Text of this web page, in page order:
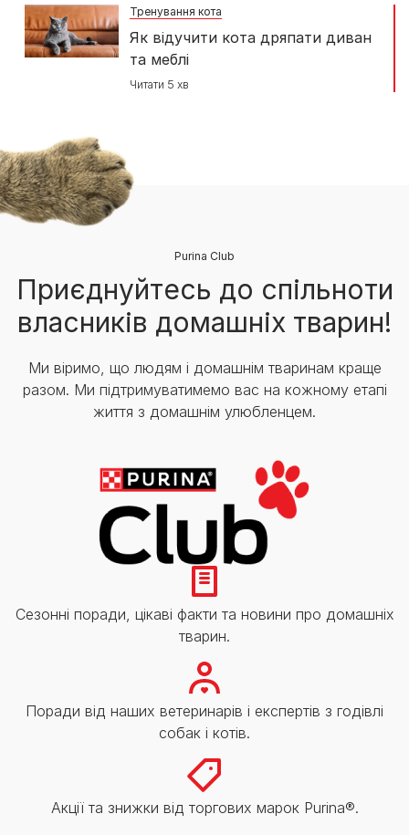
Тренування кота
Як відучити кота дряпати диван
та меблі
Читати 5 хв
Purina Club
Приєднуйтесь до спільноти
власників домашніх тварин!
Ми віримо, що людям і домашнім тваринам краще
разом. Ми підтримуватимемо вас на кожному етапі
життя з домашнім улюбленцем.
Сезонні поради, цікаві факти та новини про домашніх
тварин.
Поради від наших ветеринарів і експертів з годівлі
собак і котів.
Акції та знижки від торгових марок Purina®.